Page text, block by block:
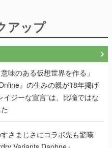
アップ
意味のある仮想世界を作る」
』の生みの親が18年掲げ
イジーな宣言”は、比喩ではな
さまじさにコラボ先も驚嘆